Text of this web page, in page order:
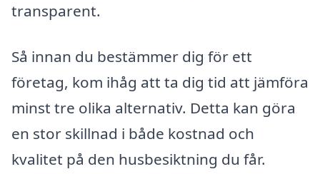
transparent.
Så innan du bestämmer dig för ett
företag, kom ihåg att ta dig tid att jämföra
minst tre olika alternativ. Detta kan göra
en stor skillnad i både kostnad och
kvalitet på den husbesiktning du får.